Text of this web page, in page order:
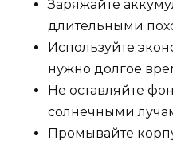
Заряжайте
длительными
Используйте
нужно долгое
Не оставляйте
солнечными
Промывайте